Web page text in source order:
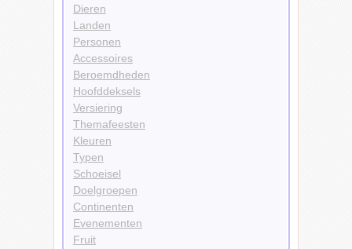
Dieren
Landen
Personen
Accessoires
Beroemdheden
Hoofddeksels
Versiering
Themafeesten
Kleuren
Typen
Schoeisel
Doelgroepen
Continenten
Evenementen
Fruit